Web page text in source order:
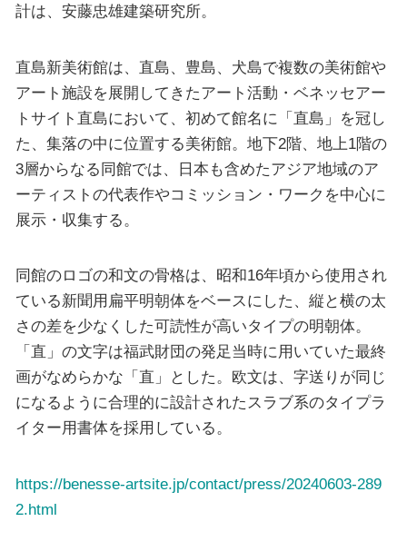
計は、安藤忠雄建築研究所。
直島新美術館は、直島、豊島、犬島で複数の美術館や
アート施設を展開してきたアート活動・ベネッセアー
トサイト直島において、初めて館名に「直島」を冠し
た、集落の中に位置する美術館。地下2階、地上1階の
3層からなる同館では、日本も含めたアジア地域のア
ーティストの代表作やコミッション・ワークを中心に
展示・収集する。
同館のロゴの和文の骨格は、昭和16年頃から使用され
ている新聞用扁平明朝体をベースにした、縦と横の太
さの差を少なくした可読性が高いタイプの明朝体。
「直」の文字は福武財団の発足当時に用いていた最終
画がなめらかな「直」とした。欧文は、字送りが同じ
になるように合理的に設計されたスラブ系のタイプラ
イター用書体を採用している。
https://benesse-artsite.jp/contact/press/20240603-289
2.html